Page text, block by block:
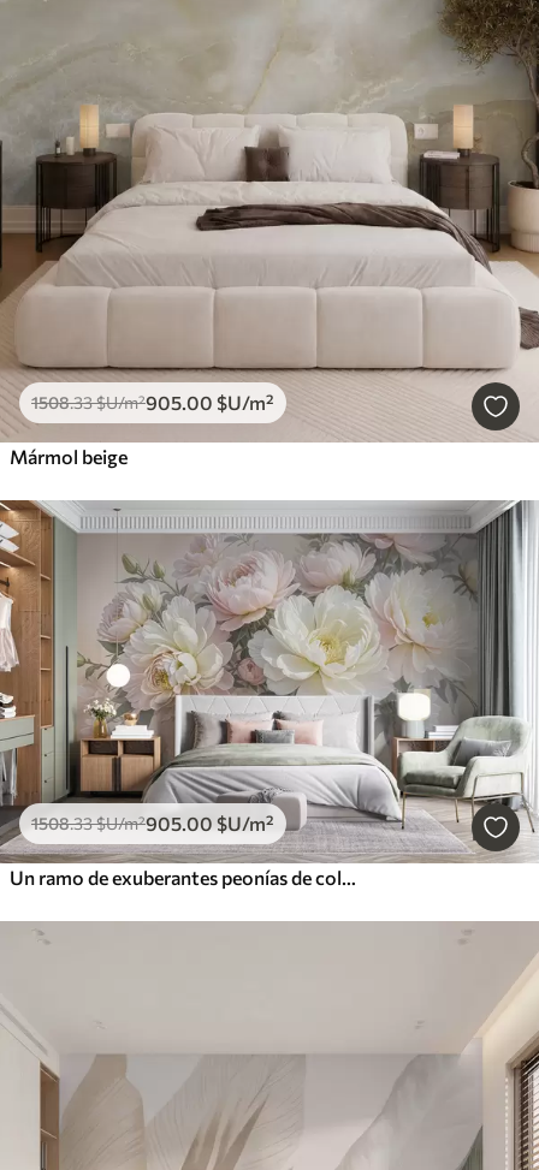
1508.33$U/m²905.00 $U/m²
Mármol beige
1508.33$U/m²905.00 $U/m²
Un ramo de exuberantes peonías de colores pastel y otras flores sobre un fondo suave y difuminado